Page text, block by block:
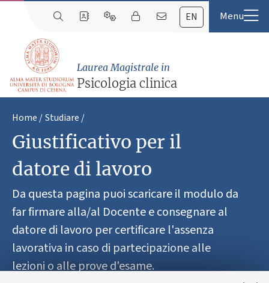
EN
Laurea Magistrale in
Psicologia clinica
Home Studiare
Giustificativo per il
datore di lavoro
Da questa pagina puoi scaricare il modulo da
far firmare alla/al Docente e consegnare al
datore di lavoro per certificare l'assenza
lavorativa in caso di partecipazione alle
lezioni o alle prove d'esame.